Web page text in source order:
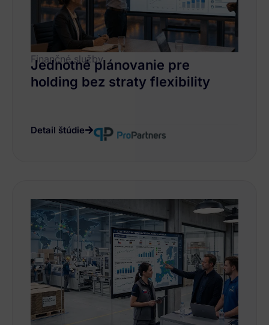
Finančné služby
Jednotné plánovanie pre
holding bez straty flexibility
Detail štúdie